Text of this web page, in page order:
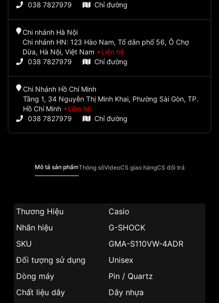
038 7827979
Chỉ đường
Chi nhánh Hà Nội
Chi nhánh HN: 123 Hào Nam, Tổ dân phố 56, Ô Chợ
Dừa, Hà Nội, Việt Nam
Liên hệ
038 7827979
Chỉ đường
Chi Nhánh Hồ Chí Minh
Tầng 1, 34 Nguyễn Thị Minh Khai, Phường Sài Gòn, TP.
Hồ Chí Minh
Liên hệ
038 7827979
Chỉ đường
Mô tả sản phẩmThông sốVideoCS giao hàngCS đổi trả
Thương Hiệu
Casio
Nhãn hiệu
G-SHOCK
SKU
GMA-S110VW-4ADR
Đối tượng sử dụng
Unisex
Dòng máy
Pin / Quartz
Chất liệu dây
Dây nhựa